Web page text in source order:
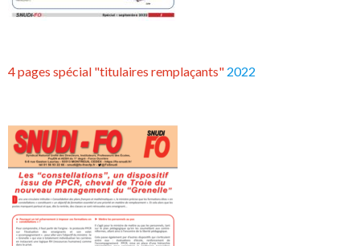
4 pages spécial "titulaires remplaçants" 2022